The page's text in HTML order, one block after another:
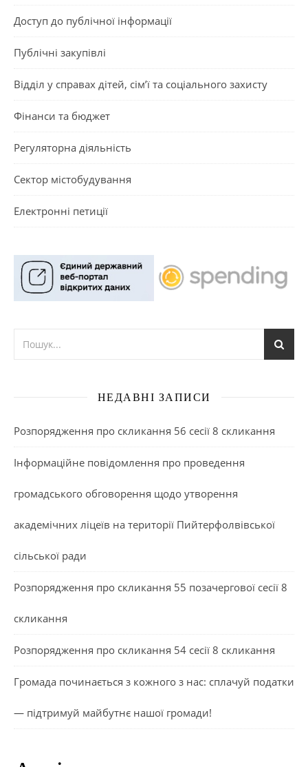
Доступ до публічної інформації
Публічні закупівлі
Відділ у справах дітей, сім’ї та соціального захисту
Фінанси та бюджет
Регуляторна діяльність
Сектор містобудування
Електронні петиції
НЕДАВНІ ЗАПИСИ
Розпорядження про скликання 56 сесії 8 скликання
Інформаційне повідомлення про проведення
громадського обговорення щодо утворення
академічних ліцеїв на території Пийтерфолвівської
сільської ради
Розпорядження про скликання 55 позачергової сесії 8
скликання
Розпорядження про скликання 54 сесії 8 скликання
Громада починається з кожного з нас: сплачуй податки
— підтримуй майбутнє нашої громади!